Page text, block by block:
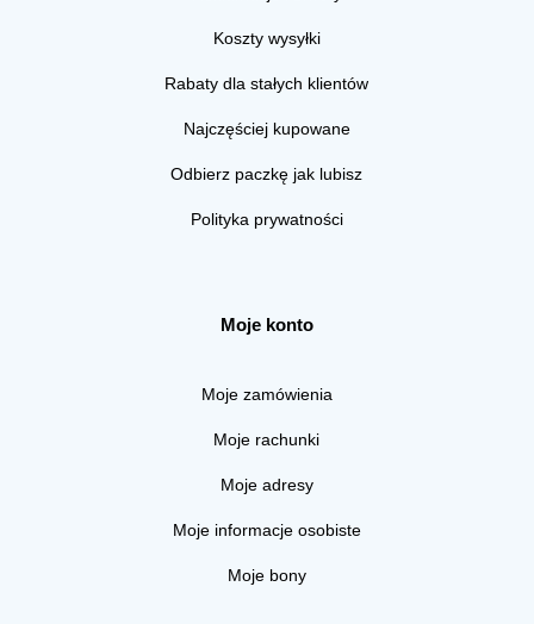
Koszty wysyłki
Rabaty dla stałych klientów
Najczęściej kupowane
Odbierz paczkę jak lubisz
Polityka prywatności
Moje konto
Moje zamówienia
Moje rachunki
Moje adresy
Moje informacje osobiste
Moje bony